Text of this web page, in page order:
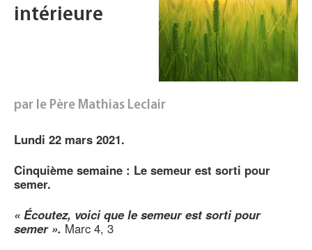
Je donne
intérieure
par le Père Mathias Leclair
Lundi 22 mars 2021.
Cinquième semaine : Le semeur est sorti pour
semer.
« Écoutez, voici que le semeur est sorti pour
semer ». Marc 4, 3